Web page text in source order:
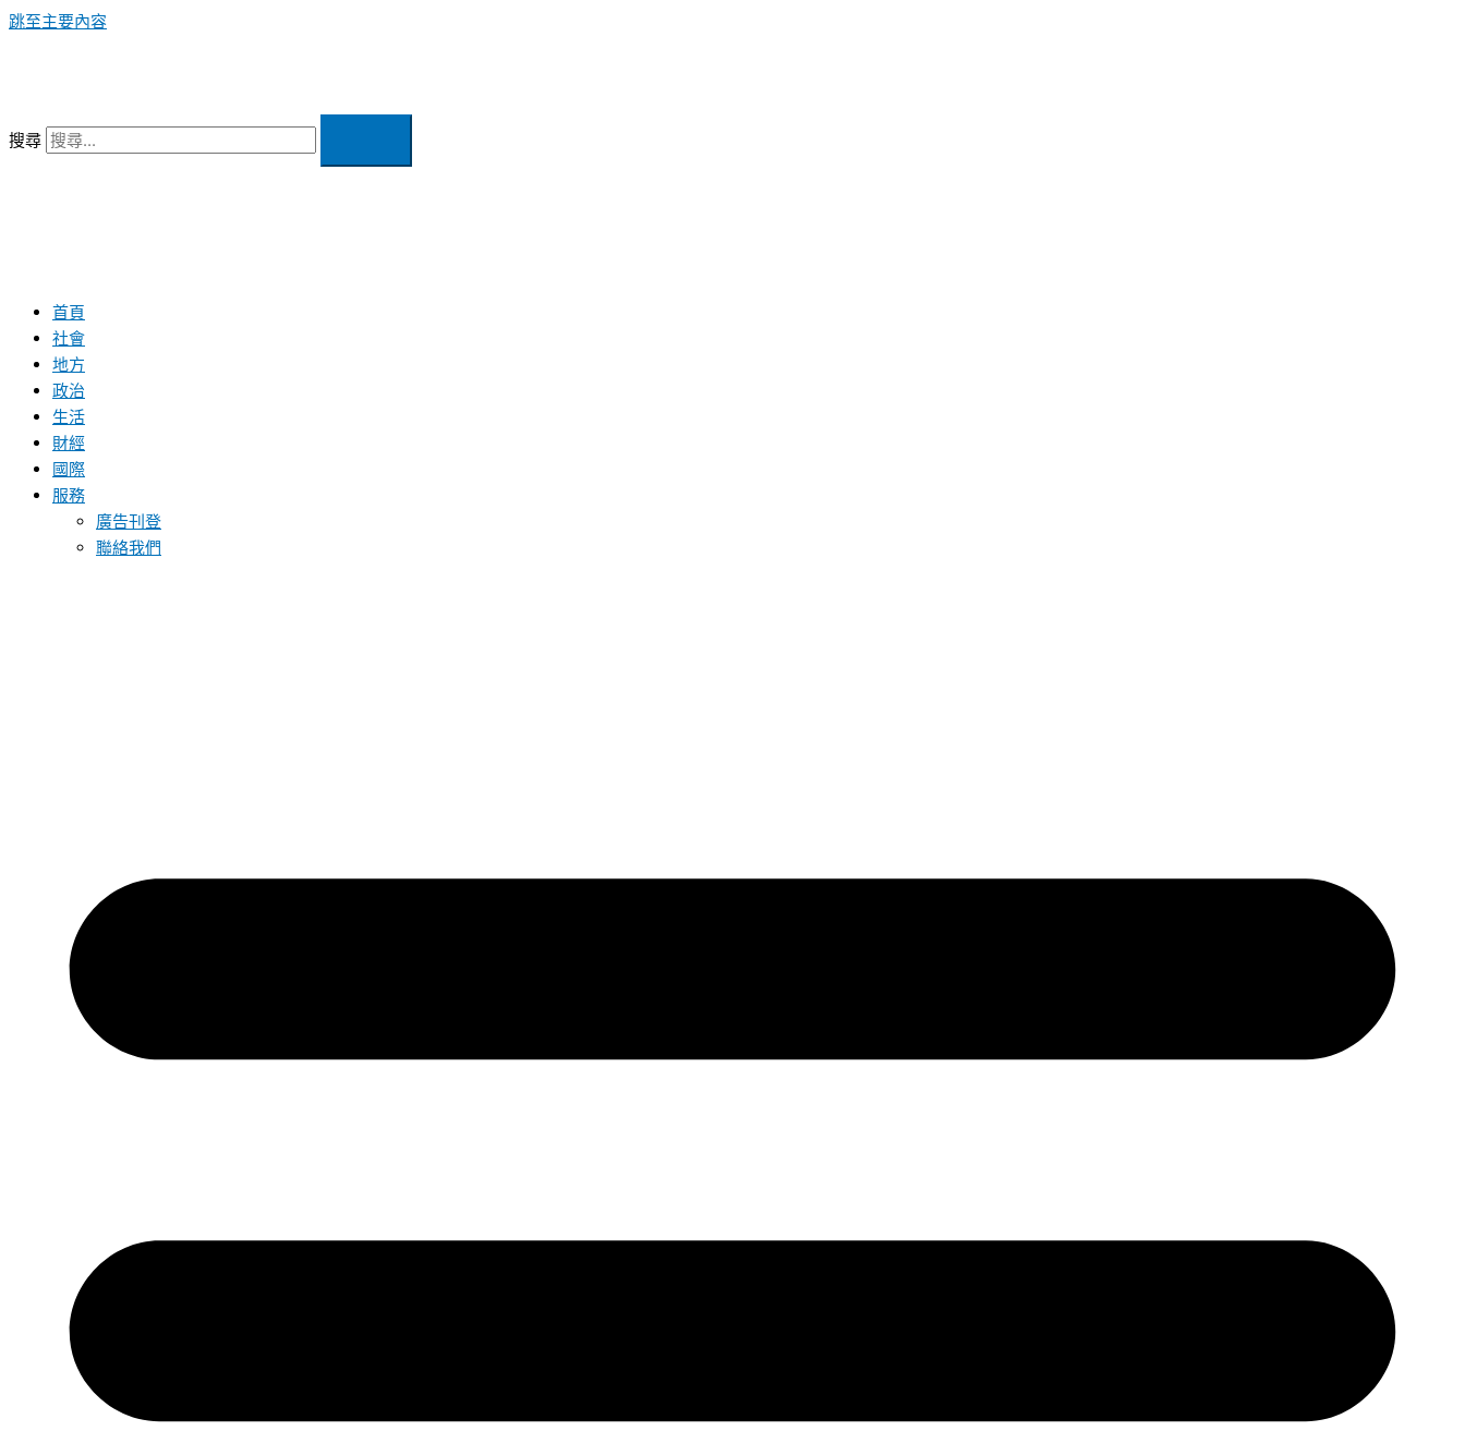
跳至主要內容
搜尋
首頁
社會
地方
政治
生活
財經
國際
服務
廣告刊登
聯絡我們